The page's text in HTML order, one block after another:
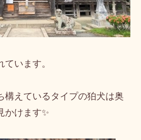
います。
構えているタイプの狛犬は奥
かけます✨